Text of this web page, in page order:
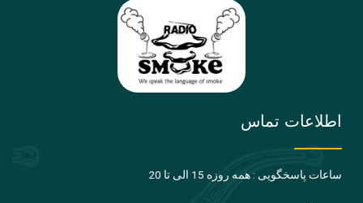
اطلاعات تماس
ساعات پاسخگویی : همه روزه 15 الی تا 20